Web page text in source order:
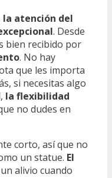
la atención del
. Desde
bien recibido por
. No hay
que les importa
si necesitas algo
la flexibilidad
no dudes en
corto, así que no
un statue. El
alivio cuando